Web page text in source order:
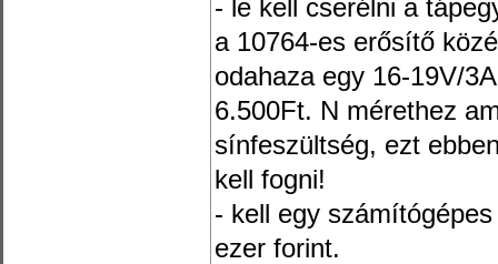
- le kell cserélni a
a 10764-es erősítő
odahaza egy 16-19V/
6.500Ft. N mérethez
sínfeszültség, ezt
kell fogni!
- kell egy
ezer forint.